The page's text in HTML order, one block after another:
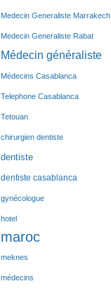
Medecin Generaliste Marrakech
Medecin Generaliste Rabat
Médecin généraliste
Médecins Casablanca
Telephone Casablanca
Tetouan
chirurgien dentiste
dentiste
dentiste casablanca
gynécologue
hotel
maroc
meknes
médecins